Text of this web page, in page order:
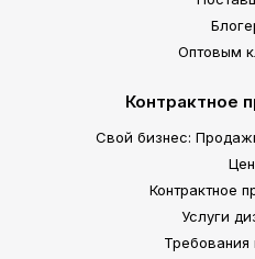
Оптовым
Контрактное
Свой бизнес:
Контрактное
Услуги
Требования